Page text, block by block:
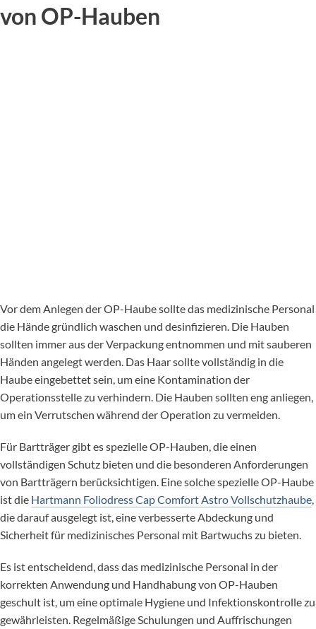
von OP-Hauben
Vor dem Anlegen der OP-Haube sollte das medizinische Personal
die Hände gründlich waschen und desinfizieren. Die Hauben
sollten immer aus der Verpackung entnommen und mit sauberen
Händen angelegt werden. Das Haar sollte vollständig in die
Haube eingebettet sein, um eine Kontamination der
Operationsstelle zu verhindern. Die Hauben sollten eng anliegen,
um ein Verrutschen während der Operation zu vermeiden.
Für Bartträger gibt es spezielle OP-Hauben, die einen
vollständigen Schutz bieten und die besonderen Anforderungen
von Bartträgern berücksichtigen. Eine solche spezielle OP-Haube
ist die Hartmann Foliodress Cap Comfort Astro Vollschutzhaube
die darauf ausgelegt ist, eine verbesserte Abdeckung und
Sicherheit für medizinisches Personal mit Bartwuchs zu bieten.
Es ist entscheidend, dass das medizinische Personal in der
korrekten Anwendung und Handhabung von OP-Hauben
geschult ist, um eine optimale Hygiene und Infektionskontrolle zu
gewährleisten. Regelmäßige Schulungen und Auffrischungen